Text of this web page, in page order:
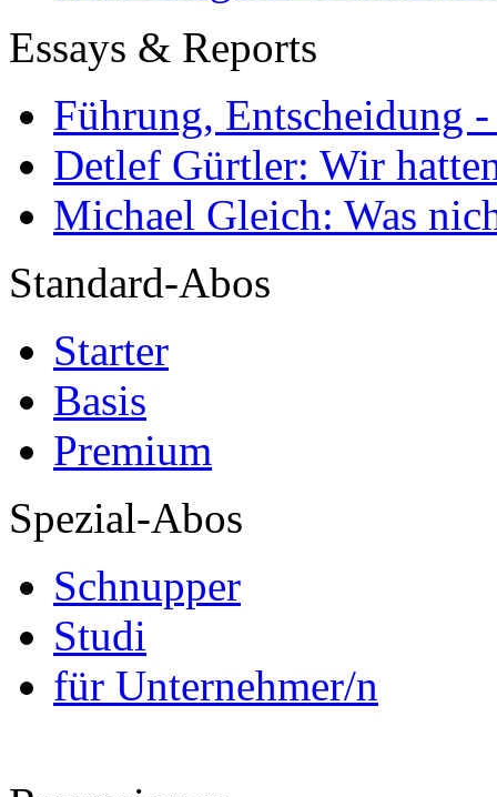
Essays & Reports
Führung, Entscheidung
Detlef Gürtler: Wir
Michael Gleich: Was
Standard-Abos
Starter
Basis
Premium
Spezial-Abos
Schnupper
Studi
für Unternehmer/n